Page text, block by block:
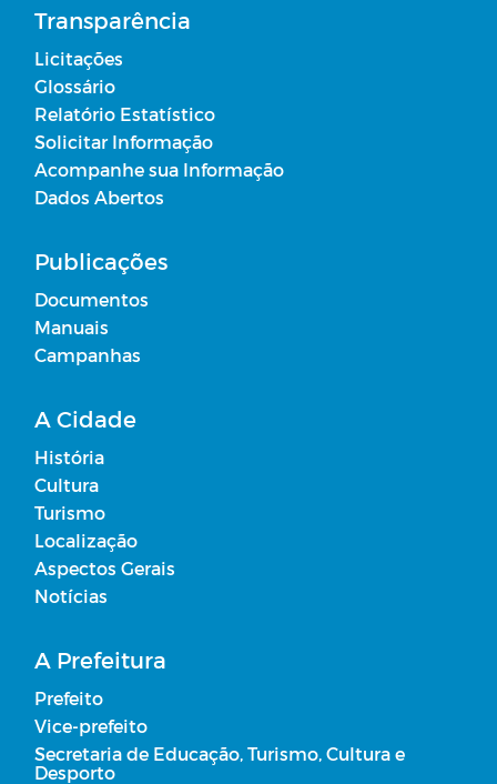
Transparência
Licitações
Glossário
Relatório Estatístico
Solicitar Informação
Acompanhe sua Informação
Dados Abertos
Publicações
Documentos
Manuais
Campanhas
A Cidade
História
Cultura
Turismo
Localização
Aspectos Gerais
Notícias
A Prefeitura
Prefeito
Vice-prefeito
Secretaria de Educação, Turismo, Cultura e
Desporto